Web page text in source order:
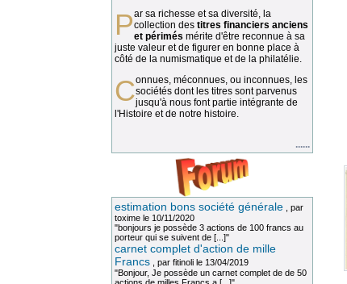
Par sa richesse et sa diversité, lacollection des titres financiers anciens
et périmés mérite d'être reconnue à sa
juste valeur et de figurer en bonne place à
côté de la numismatique et de la philatélie.
Connues, méconnues, ou inconnues, lessociétés dont les titres sont parvenus
jusqu'à nous font partie intégrante de
l'Histoire et de notre histoire.
......
estimation bons société générale , par
toxime le 10/11/2020
"bonjours je possède 3 actions de 100 francs au
porteur qui se suivent de [...]"
carnet complet d'action de mille
Francs , par fitinoli le 13/04/2019
"Bonjour, Je possède un carnet complet de de 50